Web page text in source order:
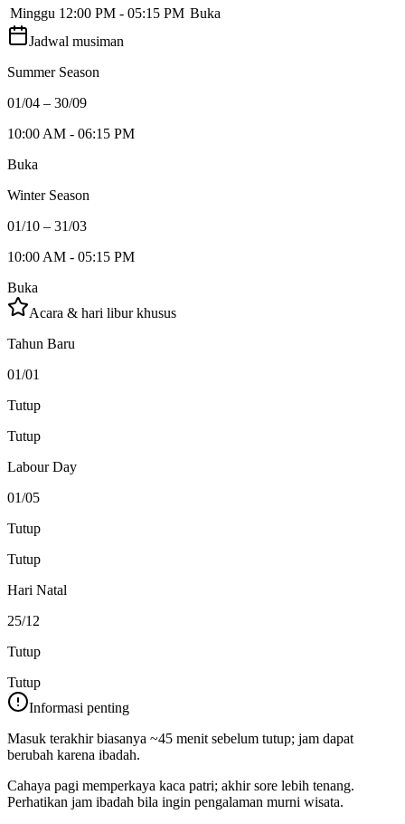
Minggu 12:00 PM - 05:15 PM Buka
Jadwal musiman
Summer Season
01/04 – 30/09
10:00 AM - 06:15 PM
Buka
Winter Season
01/10 – 31/03
10:00 AM - 05:15 PM
Buka
Acara & hari libur khusus
Tahun Baru
01/01
Tutup
Tutup
Labour Day
01/05
Tutup
Tutup
Hari Natal
25/12
Tutup
Tutup
Informasi penting
Masuk terakhir biasanya ~45 menit sebelum tutup; jam dapat
berubah karena ibadah.
Cahaya pagi memperkaya kaca patri; akhir sore lebih tenang.
Perhatikan jam ibadah bila ingin pengalaman murni wisata.